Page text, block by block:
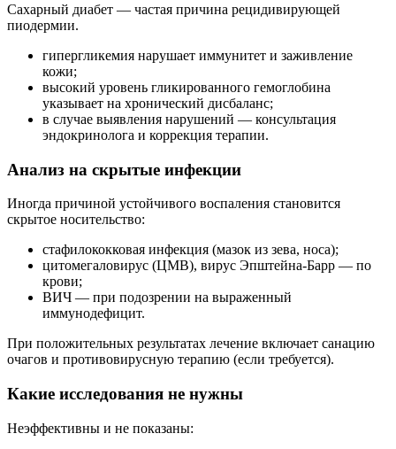
Сахарный диабет — частая причина рецидивирующей
пиодермии.
гипергликемия нарушает иммунитет и заживление
кожи;
высокий уровень гликированного гемоглобина
указывает на хронический дисбаланс;
в случае выявления нарушений — консультация
эндокринолога и коррекция терапии.
Анализ на скрытые инфекции
Иногда причиной устойчивого воспаления становится
скрытое носительство:
стафилококковая инфекция (мазок из зева, носа);
цитомегаловирус (ЦМВ), вирус Эпштейна-Барр — по
крови;
ВИЧ — при подозрении на выраженный
иммунодефицит.
При положительных результатах лечение включает санацию
очагов и противовирусную терапию (если требуется).
Какие исследования не нужны
Неэффективны и не показаны: